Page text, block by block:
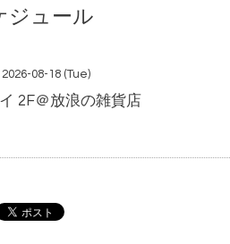
ジュール
08-18 (Tue)
2F＠放浪の雑貨店